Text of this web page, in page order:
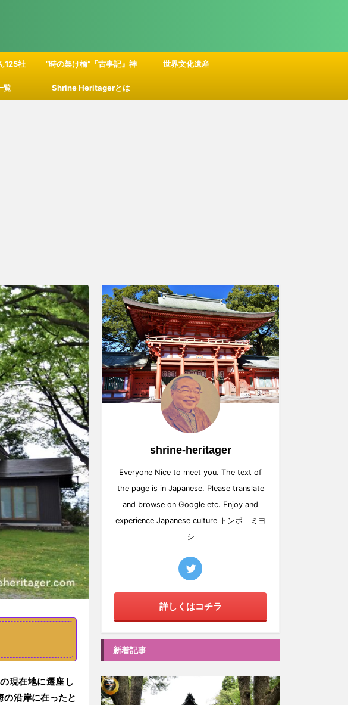
125社 ”時の架け橋”『古事記』神
話の舞台
世界文化遺産
覧 Shrine Heritagerとは
現在地に遷座し
の沿岸に在ったと
shrine-heritager
Everyone Nice to meet you. The text of
the page is in Japanese. Please translate
and browse on Google etc. Enjoy and
experience Japanese culture トンボ ミヨ
シ
詳しくはコチラ
新着記事